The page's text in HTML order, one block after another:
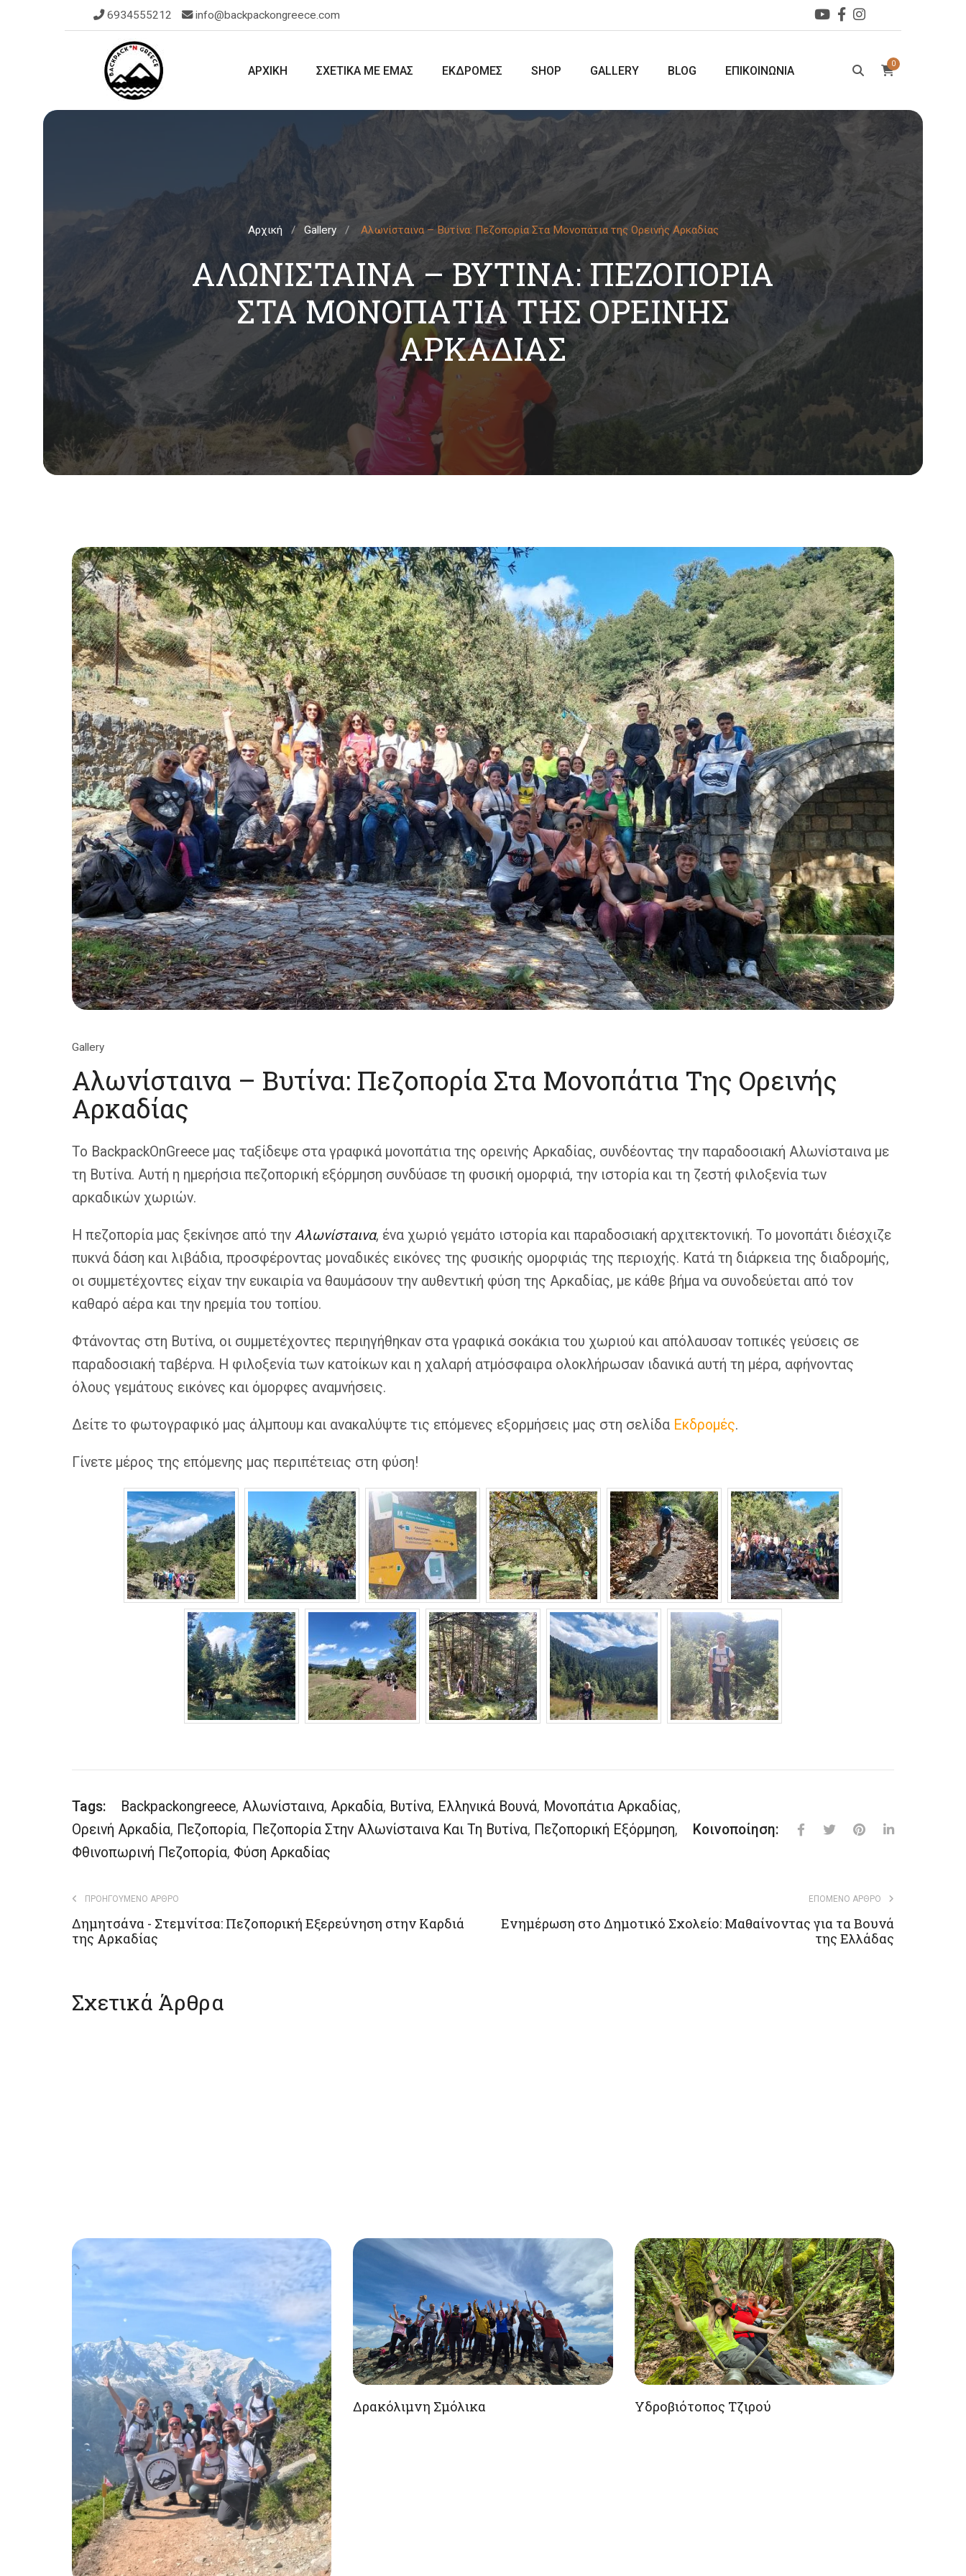
6934555212 info@backpackongreece.com
ΑΡΧΙΚΗ ΣΧΕΤΙΚΑ ΜΕ ΕΜΑΣ ΕΚΔΡΟΜΕΣ SHOP GALLERY BLOG ΕΠΙΚΟΙΝΩΝΙΑ 0
Αρχική Gallery Αλωνίσταινα – Βυτίνα: Πεζοπορία Στα Μονοπάτια της Ορεινής Αρκαδίας
ΑΛΩΝΊΣΤΑΙΝΑ – ΒΥΤΊΝΑ: ΠΕΖΟΠΟΡΊΑ
ΣΤΑ ΜΟΝΟΠΆΤΙΑ ΤΗΣ ΟΡΕΙΝΉΣ
ΑΡΚΑΔΊΑΣ
Gallery
Αλωνίσταινα – Βυτίνα: Πεζοπορία Στα Μονοπάτια Της Ορεινής
Αρκαδίας
Το BackpackOnGreece μας ταξίδεψε στα γραφικά μονοπάτια της ορεινής Αρκαδίας, συνδέοντας την παραδοσιακή Αλωνίσταινα με
τη Βυτίνα. Αυτή η ημερήσια πεζοπορική εξόρμηση συνδύασε τη φυσική ομορφιά, την ιστορία και τη ζεστή φιλοξενία των
αρκαδικών χωριών.
Η πεζοπορία μας ξεκίνησε από την Αλωνίσταινα, ένα χωριό γεμάτο ιστορία και παραδοσιακή αρχιτεκτονική. Το μονοπάτι διέσχιζε
πυκνά δάση και λιβάδια, προσφέροντας μοναδικές εικόνες της φυσικής ομορφιάς της περιοχής. Κατά τη διάρκεια της διαδρομής,
οι συμμετέχοντες είχαν την ευκαιρία να θαυμάσουν την αυθεντική φύση της Αρκαδίας, με κάθε βήμα να συνοδεύεται από τον
καθαρό αέρα και την ηρεμία του τοπίου.
Φτάνοντας στη Βυτίνα, οι συμμετέχοντες περιηγήθηκαν στα γραφικά σοκάκια του χωριού και απόλαυσαν τοπικές γεύσεις σε
παραδοσιακή ταβέρνα. Η φιλοξενία των κατοίκων και η χαλαρή ατμόσφαιρα ολοκλήρωσαν ιδανικά αυτή τη μέρα, αφήνοντας
όλους γεμάτους εικόνες και όμορφες αναμνήσεις.
Δείτε το φωτογραφικό μας άλμπουμ και ανακαλύψτε τις επόμενες εξορμήσεις μας στη σελίδα Εκδρομές.
Γίνετε μέρος της επόμενης μας περιπέτειας στη φύση!
Tags: Backpackongreece, Αλωνίσταινα, Αρκαδία, Βυτίνα, Ελληνικά Βουνά, Μονοπάτια Αρκαδίας,
Ορεινή Αρκαδία, Πεζοπορία, Πεζοπορία Στην Αλωνίσταινα Και Τη Βυτίνα, Πεζοπορική Εξόρμηση,
Φθινοπωρινή Πεζοπορία, Φύση Αρκαδίας
Κοινοποίηση:
ΠΡΟΗΓΟΎΜΕΝΟ ΆΡΘΡΟ
Δημητσάνα - Στεμνίτσα: Πεζοπορική Εξερεύνηση στην Καρδιά
της Αρκαδίας
ΕΠΌΜΕΝΟ ΆΡΘΡΟ
Ενημέρωση στο Δημοτικό Σχολείο: Μαθαίνοντας για τα Βουνά
της Ελλάδας
Σχετικά Άρθρα
Δρακόλιμνη Σμόλικα Υδροβιότοπος Τζιρού